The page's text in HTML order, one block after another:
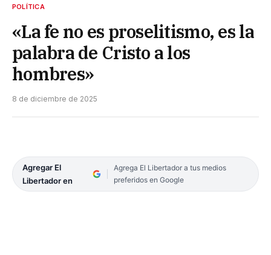
POLÍTICA
«La fe no es proselitismo, es la
palabra de Cristo a los
hombres»
8 de diciembre de 2025
Agregar El
Libertador en
Agrega El Libertador a tus medios
preferidos en Google